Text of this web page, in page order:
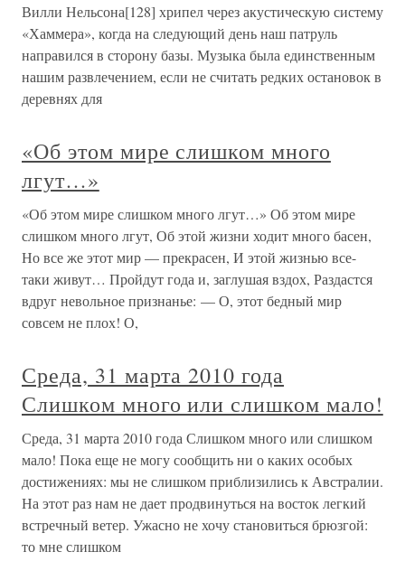
Вилли Нельсона[128] хрипел через акустическую систему
«Хаммера», когда на следующий день наш патруль
направился в сторону базы. Музыка была единственным
нашим развлечением, если не считать редких остановок в
деревнях для
«Об этом мире слишком много
лгут…»
«Об этом мире слишком много лгут…» Об этом мире
слишком много лгут, Об этой жизни ходит много басен,
Но все же этот мир — прекрасен, И этой жизнью все-
таки живут… Пройдут года и, заглушая вздох, Раздастся
вдруг невольное признанье: — О, этот бедный мир
совсем не плох! О,
Среда, 31 марта 2010 года
Слишком много или слишком мало!
Среда, 31 марта 2010 года Слишком много или слишком
мало! Пока еще не могу сообщить ни о каких особых
достижениях: мы не слишком приблизились к Австралии.
На этот раз нам не дает продвинуться на восток легкий
встречный ветер. Ужасно не хочу становиться брюзгой:
то мне слишком